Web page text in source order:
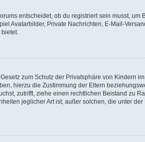
entscheidet, ob du registriert sein musst,
Avatarbilder, Private Nachrichten, E-Mail-
zum Schutz der Privatsphäre von Kindern
hierzu die Zustimmung der Eltern
zutrifft, ziehe einen rechtlichen Beistand zu
jeglicher Art ist; außer solchen, die unter